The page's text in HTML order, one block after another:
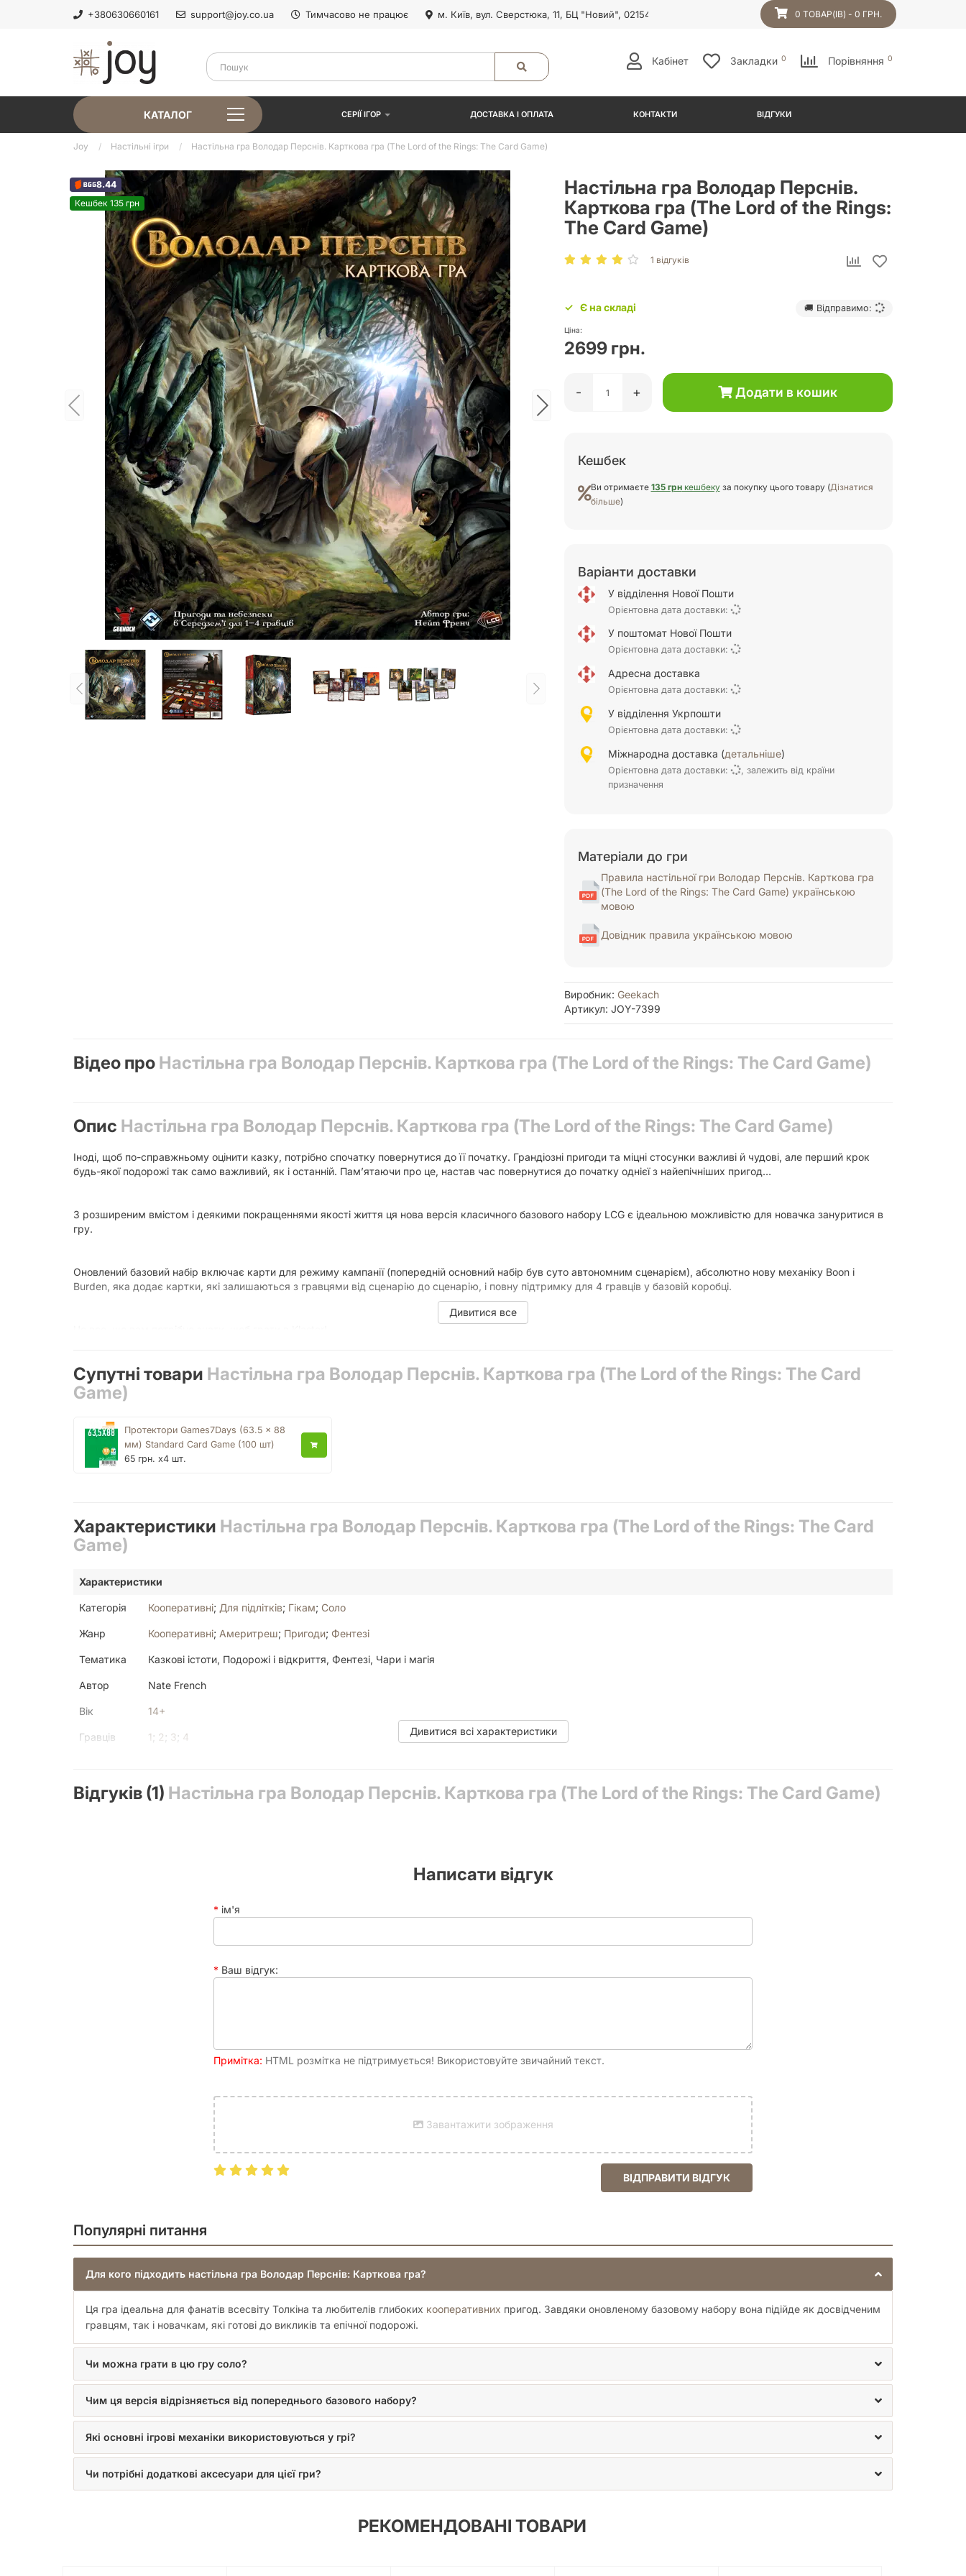
+380630660161 support@joy.co.ua Тимчасово не працює м. Київ, вул. Сверстюка, 11, БЦ "Новий", 02154 0 ТОВАР(ІВ) - 0 ГРН.
Кабінет Закладки 0 Порівняння 0
КАТАЛОГ СЕРІЇ ІГОР ДОСТАВКА І ОПЛАТА КОНТАКТИ ВІДГУКИ
Joy Настільні ігри Настільна гра Володар Перснів. Карткова гра (The Lord of the Rings: The Card Game)
8.44
Кешбек 135 грн
Настільна гра Володар Перснів.
Карткова гра (The Lord of the Rings:
The Card Game)
1 відгуків
Є на складі 🚚 Відправимо:
Ціна:
2699 грн.
- + Додати в кошик
Кешбек
Ви отримаєте 135 грнкешбекуза покупку цього товару (Дізнатися
більше)
Варіанти доставки
У відділення Нової Пошти
Орієнтовна дата доставки:
У поштомат Нової Пошти
Орієнтовна дата доставки:
Адресна доставка
Орієнтовна дата доставки:
У відділення Укрпошти
Орієнтовна дата доставки:
Міжнародна доставка (детальніше)
Орієнтовна дата доставки:
, залежить від країни
призначення
Матеріали до гри
Правила настільної гри Володар Перснів. Карткова гра
(The Lord of the Rings: The Card Game) українською
мовою
Довідник правила українською мовою
Виробник: Geekach
Артикул: JOY-7399
Відео про Настільна гра Володар Перснів. Карткова гра (The Lord of the Rings: The Card Game)
Опис Настільна гра Володар Перснів. Карткова гра (The Lord of the Rings: The Card Game)
Іноді, щоб по-справжньому оцінити казку, потрібно спочатку повернутися до її початку. Грандіозні пригоди та міцні стосунки важливі й чудові, але перший крок
будь-якої подорожі так само важливий, як і останній. Пам’ятаючи про це, настав час повернутися до початку однієї з найепічніших пригод…
З розширеним вмістом і деякими покращеннями якості життя ця нова версія класичного базового набору LCG є ідеальною можливістю для новачка зануритися в
гру.
Оновлений базовий набір включає карти для режиму кампанії (попередній основний набір був суто автономним сценарієм), абсолютно нову механіку Boon і
Burden, яка додає картки, які залишаються з гравцями від сценарію до сценарію, і повну підтримку для 4 гравців у базовій коробці.
Дивитися все
Супутні товари Настільна гра Володар Перснів. Карткова гра (The Lord of the Rings: The Card
Game)
Протектори Games7Days (63.5 x 88
мм) Standard Card Game (100 шт)
65 грн. x4 шт.
Характеристики Настільна гра Володар Перснів. Карткова гра (The Lord of the Rings: The Card
Game)
Характеристики
Категорія Кооперативні; Для підлітків; Гікам; Соло
Жанр Кооперативні; Америтреш; Пригоди; Фентезі
Тематика Казкові істоти, Подорожі і відкриття, Фентезі, Чари і магія
Автор Nate French
Вік 14+
Гравців 1; 2; 3; 4
Механіка
Automatic Resource Growth, Cooperative Game, Deck Construction, Events, Hand Management, Scenario / Mission / Campaign Game, Solo / Solitaire Game,
1 книжка «Правила гри» , 1 «Довідник правил», 188 карт гравців, 12 карт героїв, 84 карти зустрічей, 10 карт пригод, 3 карти кампанії, 16 карт
Erfian Asafat, Even Mehl Amundsen, Kevin Childress, Leonardo Borazio, Marco Caradonna, Noah Bradley, Ryan Barger, Sara Biddle, Tiziano Baracchi, Yoann
Дивитися всі характеристики
Відгуків (1) Настільна гра Володар Перснів. Карткова гра (The Lord of the Rings: The Card Game)
Написати відгук
ім'я
Ваш відгук:
Примітка: HTML розмітка не підтримується! Використовуйте звичайний текст.
Завантажити зображення
ВІДПРАВИТИ ВІДГУК
Популярні питання
Для кого підходить настільна гра Володар Перснів: Карткова гра?
Ця гра ідеальна для фанатів всесвіту Толкіна та любителів глибоких кооперативних пригод. Завдяки оновленому базовому набору вона підійде як досвідченим
гравцям, так і новачкам, які готові до викликів та епічної подорожі.
Чи можна грати в цю гру соло?
Чим ця версія відрізняється від попереднього базового набору?
Які основні ігрові механіки використовуються у грі?
Чи потрібні додаткові аксесуари для цієї гри?
РЕКОМЕНДОВАНІ ТОВАРИ